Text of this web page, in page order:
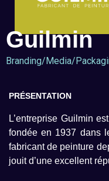
Guilmin
Branding/ Media/
PRÉSENTATION
L’entreprise Guilmin
fondée en 1937 dans
fabricant de peinture
jouit d’une excellent